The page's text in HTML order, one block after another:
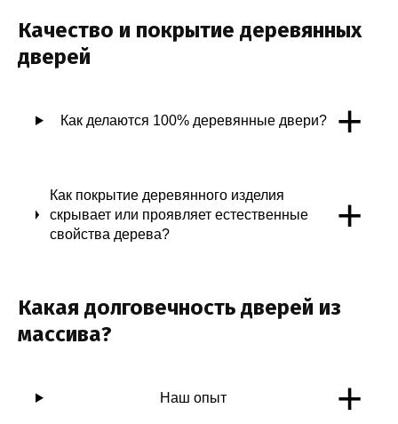
Качество и покрытие деревянных
дверей
Как делаются 100% деревянные двери? +
Как покрытие деревянного изделия
скрывает или проявляет естественные
свойства дерева?
+
Какая долговечность дверей из
массива?
Наш опыт +